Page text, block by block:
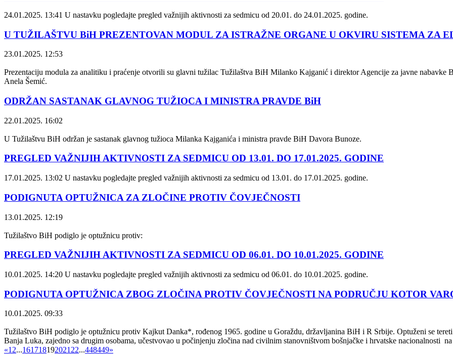
24.01.2025. 13:41 U nastavku pogledajte pregled važnijih aktivnosti za sedmicu od 20.01. do 24.01.2025. godine.
U TUŽILAŠTVU BiH PREZENTOVAN MODUL ZA ISTRAŽNE ORGANE U OKVIRU SISTEMA ZA
23.01.2025. 12:53
Prezentaciju modula za analitiku i praćenje otvorili su glavni tužilac Tužilaštva BiH Milanko Kajganić i direktor Agencije za javne
Anela Šemić.
ODRŽAN SASTANAK GLAVNOG TUŽIOCA I MINISTRA PRAVDE BiH
22.01.2025. 16:02
U Tužilaštvu BiH održan je sastanak glavnog tužioca Milanka Kajganića i ministra pravde BiH Davora Bunoze.
PREGLED VAŽNIJIH AKTIVNOSTI ZA SEDMICU OD 13.01. DO 17.01.2025. GODINE
17.01.2025. 13:02 U nastavku pogledajte pregled važnijih aktivnosti za sedmicu od 13.01. do 17.01.2025. godine.
PODIGNUTA OPTUŽNICA ZA ZLOČINE PROTIV ČOVJEČNOSTI
13.01.2025. 12:19
Tužilaštvo BiH podiglo je optužnicu protiv:
PREGLED VAŽNIJIH AKTIVNOSTI ZA SEDMICU OD 06.01. DO 10.01.2025. GODINE
10.01.2025. 14:20 U nastavku pogledajte pregled važnijih aktivnosti za sedmicu od 06.01. do 10.01.2025. godine.
PODIGNUTA OPTUŽNICA ZBOG ZLOČINA PROTIV ČOVJEČNOSTI NA PODRUČJU KOTOR
10.01.2025. 09:33
Tužilaštvo BiH podiglo je optužnicu protiv Kajkut Danka*, rođenog 1965. godine u Goraždu, državljanina BiH i R Srbije. Optuženi se
Banja Luka, zajedno sa drugim osobama, učestvovao u počinjenju zločina nad civilnim stanovništvom bošnjačke i hrvatske nacionalnosti
«12...16171819202122...448449»